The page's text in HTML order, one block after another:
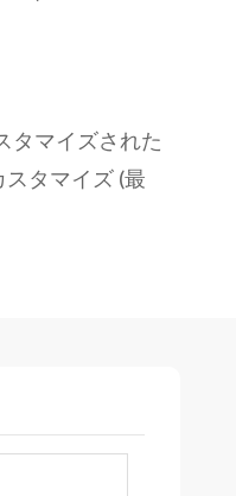
タマイズされた
タマイズ (最